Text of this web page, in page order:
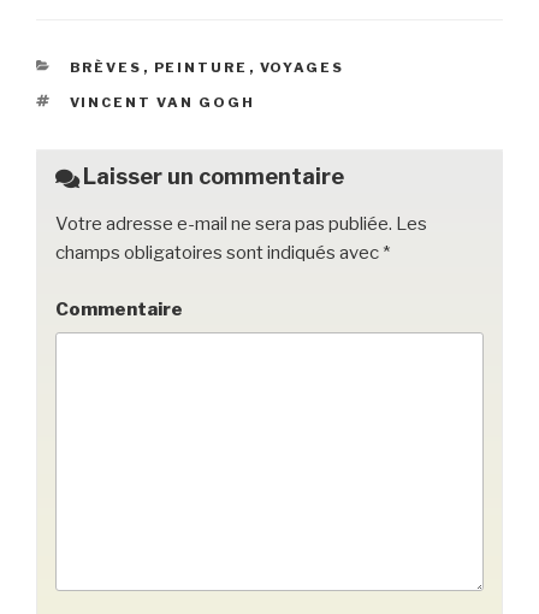
e
b
o
k
er
k
et
g
CATÉGORIES
BRÈVES , PEINTURE , VOYAGES
ÉTIQUETTES
VINCENT VAN GOGH
Laisser un commentaire
Votre adresse e-mail ne sera pas publiée. Les
champs obligatoires sont indiqués avec *
Commentaire